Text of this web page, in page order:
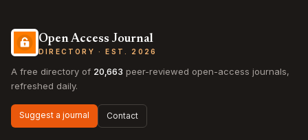
Open Access Journal
DIRECTORY · EST. 2026
A free directory of 20,663 peer-reviewed open-access journals,
refreshed daily.
Suggest a journal Contact